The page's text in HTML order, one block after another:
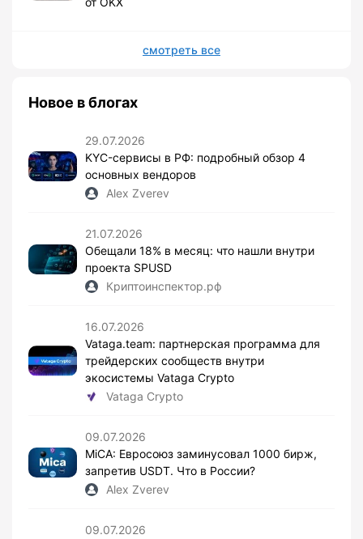
смотреть все
Новое в блогах
29.07.2026
KYC-сервисы в РФ: подробный обзор 4
основных вендоров
Alex Zverev
21.07.2026
Обещали 18% в месяц: что нашли внутри
проекта SPUSD
Криптоинспектор.рф
16.07.2026
Vataga.team: партнерская программа для
трейдерских сообществ внутри
экосистемы Vataga Crypto
Vataga Crypto
09.07.2026
MiCA: Евросоюз заминусовал 1000 бирж,
запретив USDT. Что в России?
Alex Zverev
09.07.2026